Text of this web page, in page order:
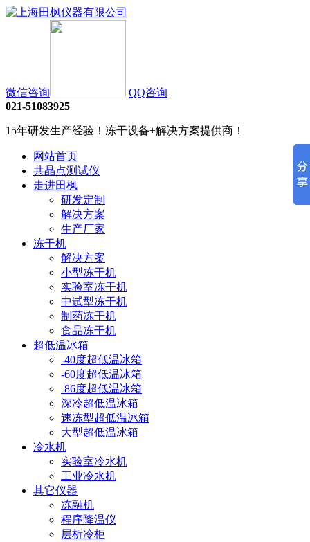
微信咨询
QQ咨询
021-51083925
15年研发生产经验！冻干设备+解决方案提供商！
网站首页
共晶点测试仪
走进田枫
研发定制
解决方案
生产厂家
冻干机
解决方案
小型冻干机
实验室冻干机
中试型冻干机
制药冻干机
食品冻干机
超低温冰箱
-40度超低温冰箱
-60度超低温冰箱
-86度超低温冰箱
深冷超低温冰箱
速冻型超低温冰箱
大型超低温冰箱
冷水机
实验室冷水机
工业冷水机
其它仪器
冻融机
程序降温仪
层析冷柜